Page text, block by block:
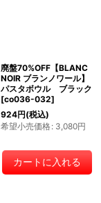
廃盤70%OFF【BLANC
NOIR ブランノワール】
パスタボウル ブラック
[co036-032]
924円(税込)
希望小売価格: 3,080円
カートに入れる